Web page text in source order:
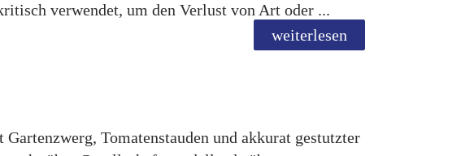
verwendet, um den Verlust von Art oder ...
weiterlesen
Tomatenstauden und akkurat gestutzter